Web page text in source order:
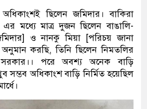
অধিকাংশই ছিলেন জমিদার। বাকিরা
এর মধ্যে মাত্র দুজন ছিলেন বাঙালি-
ও নানকু মিয়া [পরিচয় জানা
অনুমান করছি, তিনি ছিলেন নিমতলির
সরকার।। পরে অবশ্য অনেক বাড়ি
সম্ভব অধিকাংশ বাড়ি নির্মিত হয়েছিল